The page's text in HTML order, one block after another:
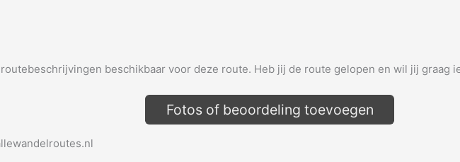
routebeschrijvingen beschikbaar voor deze route. Heb jij de route gelopen en wil jij graag
Fotos of beoordeling toevoegen